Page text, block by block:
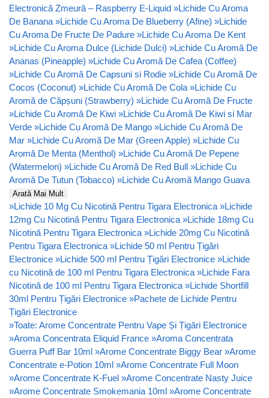
Electronică Zmeură – Raspberry E-Liquid »Lichide Cu Aroma
De Banana »Lichide Cu Aroma De Blueberry (Afine) »Lichide
Cu Aroma De Fructe De Padure »Lichide Cu Aroma De Kent
»Lichide Cu Aroma Dulce (Lichide Dulci) »Lichide Cu Aromă De
Ananas (Pineapple) »Lichide Cu Aromă De Cafea (Coffee)
»Lichide Cu Aromă De Capsuni si Rodie »Lichide Cu Aromă De
Cocos (Coconut) »Lichide Cu Aromă De Cola »Lichide Cu
Aromă de Căpșuni (Strawberry) »Lichide Cu Aromă De Fructe
»Lichide Cu Aromă De Kiwi »Lichide Cu Aromă De Kiwi si Mar
Verde »Lichide Cu Aromă De Mango »Lichide Cu Aromă De
Mar »Lichide Cu Aromă De Mar (Green Apple) »Lichide Cu
Aromă De Menta (Menthol) »Lichide Cu Aromă De Pepene
(Watermelon) »Lichide Cu Aromă De Red Bull »Lichide Cu
Aromă De Tutun (Tobacco) »Lichide Cu Aromă Mango Guava
Arată Mai Mult
»Lichide 10 Mg Cu Nicotină Pentru Tigara Electronica »Lichide
12mg Cu Nicotină Pentru Tigara Electronica »Lichide 18mg Cu
Nicotină Pentru Tigara Electronica »Lichide 20mg Cu Nicotină
Pentru Tigara Electronica »Lichide 50 ml Pentru Țigări
Electronice »Lichide 500 ml Pentru Țigări Electronice »Lichide
cu Nicotină de 100 ml Pentru Tigara Electronica »Lichide Fara
Nicotină de 100 ml Pentru Tigara Electronica »Lichide Shortfill
30ml Pentru Țigări Electronice »Pachete de Lichide Pentru
Țigări Electronice
»Toate: Arome Concentrate Pentru Vape Și Țigări Electronice
»Aroma Concentrata Eliquid France »Aroma Concentrata
Guerra Puff Bar 10ml »Arome Concentrate Biggy Bear »Arome
Concentrate e-Potion 10ml »Arome Concentrate Full Moon
»Arome Concentrate K-Fuel »Arome Concentrate Nasty Juice
»Arome Concentrate Smokemania 10ml »Arome Concentrate